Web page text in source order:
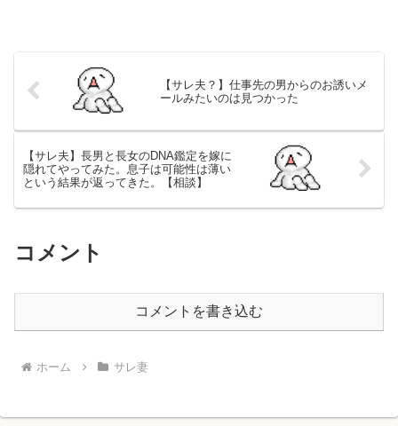
【サレ夫？】仕事先の男からのお誘いメ
ールみたいのは見つかった
【サレ夫】長男と長女のDNA鑑定を嫁に
隠れてやってみた。息子は可能性は薄い
という結果が返ってきた。【相談】
コメント
コメントを書き込む
ホーム サレ妻